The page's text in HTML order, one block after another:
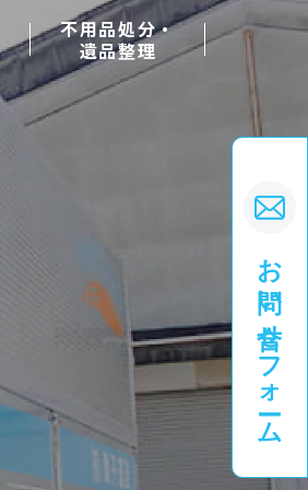
不用品処分・
遺品整理
お問い合せフォーム